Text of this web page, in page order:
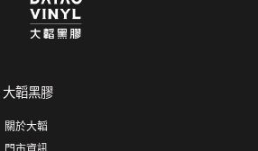
大韜黑膠
關於大韜